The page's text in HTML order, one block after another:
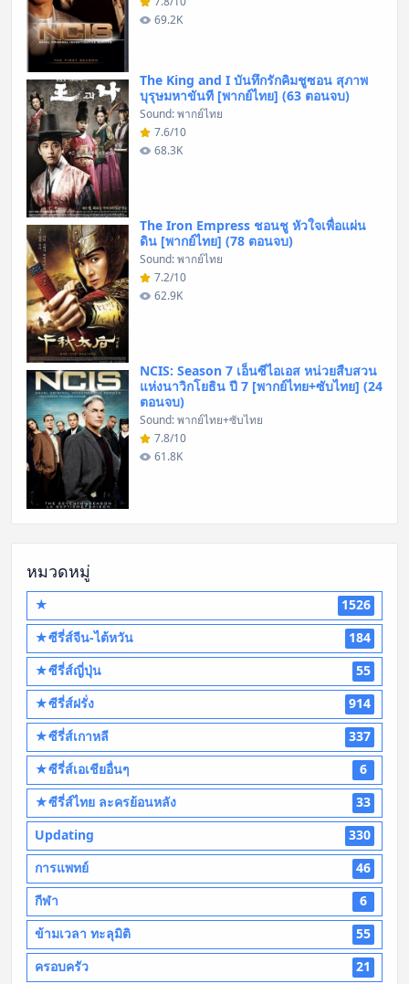
69.2K
The King and I บันทึกรักคิมชูซอน สุภาพ
บุรุษมหาขันที [พากย์ไทย] (63 ตอนจบ)
Sound: พากย์ไทย
7.6/10
68.3K
The Iron Empress ชอนชู หัวใจเพื่อแผ่น
ดิน [พากย์ไทย] (78 ตอนจบ)
Sound: พากย์ไทย
7.2/10
62.9K
NCIS: Season 7 เอ็นซีไอเอส หน่วยสืบสวน
แห่งนาวิกโยธิน ปี 7 [พากย์ไทย+ซับไทย] (24
ตอนจบ)
Sound: พากย์ไทย+ซับไทย
7.8/10
61.8K
หมวดหมู่
★
1526
★ซีรี่ส์จีน-ไต้หวัน
184
★ซีรี่ส์ญี่ปุ่น
55
★ซีรี่ส์ฝรั่ง
914
★ซีรี่ส์เกาหลี
337
★ซีรี่ส์เอเชียอื่นๆ
6
★ซีรี่ส์ไทย ละครย้อนหลัง
33
Updating
330
การแพทย์
46
กีฬา
6
ข้ามเวลา ทะลุมิติ
55
ครอบครัว
21